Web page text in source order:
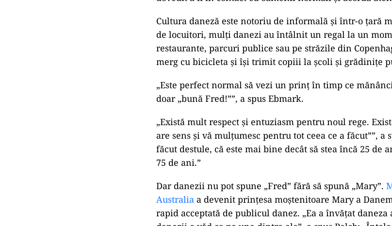
Cultura daneză este notoriu de informală și într-o țară
de locuitori, mulți danezi au întâlnit un regal la un
restaurante, parcuri publice sau pe străzile din
merg cu bicicleta și își trimit copiii la școli și grădinițe
„Este perfect normal să vezi un prinț în timp ce
doar „bună Fred!””, a spus Ebmark.
„Există mult respect și entuziasm pentru noul rege.
are sens și vă mulțumesc pentru tot ceea ce a făcut””, a
făcut destule, că este mai bine decât să stea încă 25 de
75 de ani.”
Dar danezii nu pot spune „Fred” fără să spună „Mary”.
Australia a devenit prințesa moștenitoare Mary a
rapid acceptată de publicul danez. „Ea a învățat